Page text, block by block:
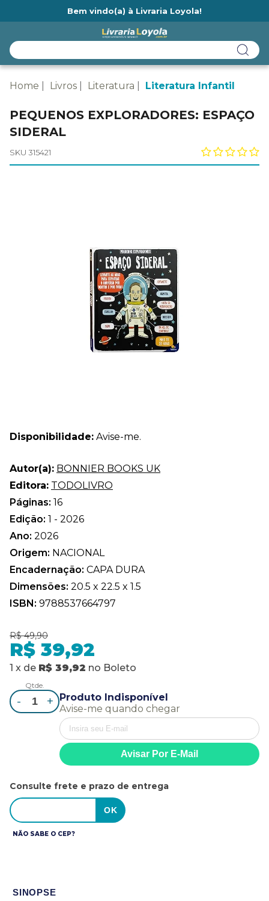
Bem vindo(a) à Livraria Loyola!
Home Livros Literatura Literatura Infantil
PEQUENOS EXPLORADORES: ESPAÇO
SIDERAL
SKU 315421
Disponibilidade: Avise-me.
Autor(a): BONNIER BOOKS UK
Editora: TODOLIVRO
Páginas: 16
Edição: 1 - 2026
Ano: 2026
Origem: NACIONAL
Encadernação: CAPA DURA
Dimensões: 20.5 x 22.5 x 1.5
ISBN: 9788537664797
R$ 49,90
R$ 39,92
1 x de R$ 39,92 no Boleto
Qtde.
- +
Produto Indisponível
Avise-me quando chegar
Consulte frete e prazo de entrega
NÃO SABE O CEP?
SINOPSE